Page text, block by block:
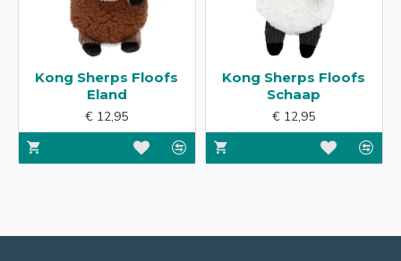
Kong Sherps Floofs
Eland
€ 12,95
Kong Sherps Floofs
Schaap
€ 12,95